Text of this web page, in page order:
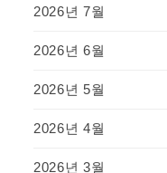
2026년 7월
2026년 6월
2026년 5월
2026년 4월
2026년 3월